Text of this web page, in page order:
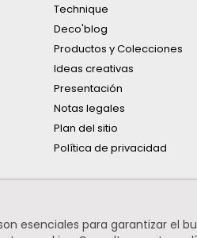
Technique
Deco'blog
Productos y Colecciones
Ideas creativas
Presentación
Notas legales
Plan del sitio
Política de privacidad
esenciales para garantizar el